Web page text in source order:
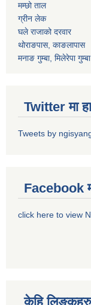
मम्छो ताल
ग्रीन लेक
घले राजाको दरवार
थोराङपास, काङलापास
मनाङ गुम्बा, मिलेरेपा
Twitter मा
Tweets by
Facebook
click here to view
केहि लिङ्कहरु